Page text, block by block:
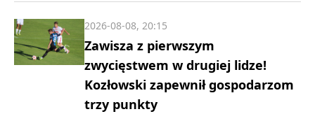
Zawisza z pierwszym
zwycięstwem w drugiej lidze!
Kozłowski zapewnił gospodarzom
trzy punkty
2026-08-08, 20:15